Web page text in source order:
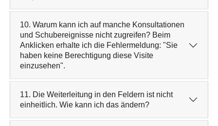
10. Warum kann ich auf manche Konsultationen
und Schubereignisse nicht zugreifen? Beim
Anklicken erhalte ich die Fehlermeldung: "Sie
haben keine Berechtigung diese Visite
einzusehen".
11. Die Weiterleitung in den Feldern ist nicht
einheitlich. Wie kann ich das ändern?